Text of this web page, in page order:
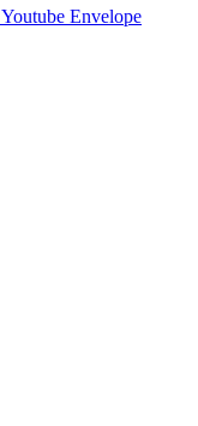
Youtube Envelope